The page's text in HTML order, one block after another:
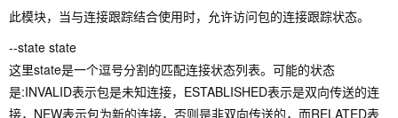
此模块，当与连接跟踪结合使用时，允许访问包的连接跟踪状态。
--state state
这里state是一个逗号分割的匹配连接状态列表。可能的状态
是:INVALID表示包是未知连接，ESTABLISHED表示是双向传送的连
接，NEW表示包为新的连接，否则是非双向传送的，而RELATED表